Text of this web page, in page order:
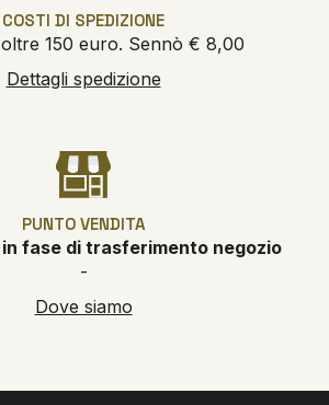
COSTI DI SPEDIZIONE
oltre 150 euro. Sennò € 8,00
Dettagli spedizione
PUNTO VENDITA
in fase di trasferimento negozio
-
Dove siamo